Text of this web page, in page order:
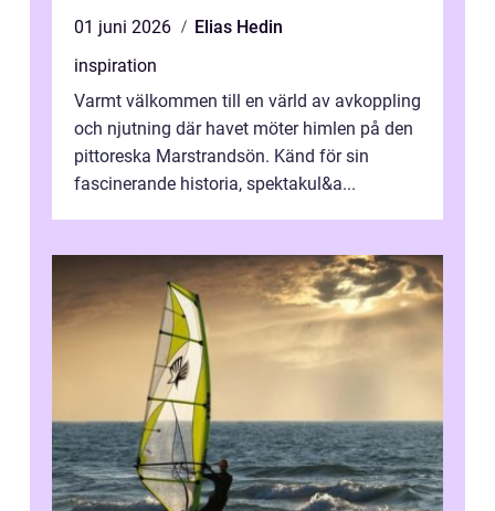
01 juni 2026
Elias Hedin
inspiration
Varmt välkommen till en värld av avkoppling
och njutning där havet möter himlen på den
pittoreska Marstrandsön. Känd för sin
fascinerande historia, spektakul&a...